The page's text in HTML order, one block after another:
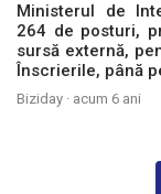
Ministerul de
264 de posturi,
sursă externă,
Înscrierile, până
Biziday · acum 6 ani